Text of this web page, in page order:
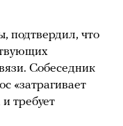
подтвердил, что
Собеседник
«затрагивает
требует